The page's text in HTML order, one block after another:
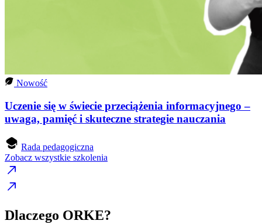
Nowość
Uczenie się w świecie przeciążenia informacyjnego –
uwaga, pamięć i skuteczne strategie nauczania
Rada pedagogiczna
Zobacz wszystkie szkolenia
Dlaczego ORKE?